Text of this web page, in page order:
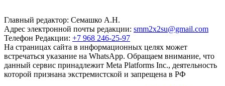
Главный редактор: Семашко А.Н.
Адрес электронной почты редакции: smm2x2su@gmail.com
Телефон Редакции: +7 968 246-25-97
На страницах сайта в информационных целях может
встречаться указание на WhatsApp. Обращаем внимание, что
данный сервис принадлежит Meta Platforms Inc., деятельность
которой признана экстремистской и запрещена в РФ